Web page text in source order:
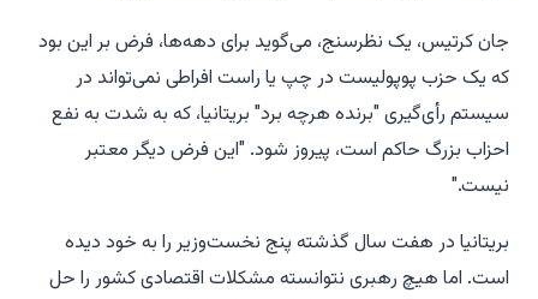
جان کرتیس، یک نظرسنج، می‌گوید برای دهه‌ها، فرض بر این بود
که یک حزب پوپولیست در چپ یا راست افراطی نمی‌تواند در
سیستم رأی‌گیری "برنده هرچه برد" بریتانیا، که به شدت به نفع
احزاب بزرگ حاکم است، پیروز شود. "این فرض دیگر معتبر
نیست."
بریتانیا در هفت سال گذشته پنج نخست‌وزیر را به خود دیده
است. اما هیچ رهبری نتوانسته مشکلات اقتصادی کشور را حل